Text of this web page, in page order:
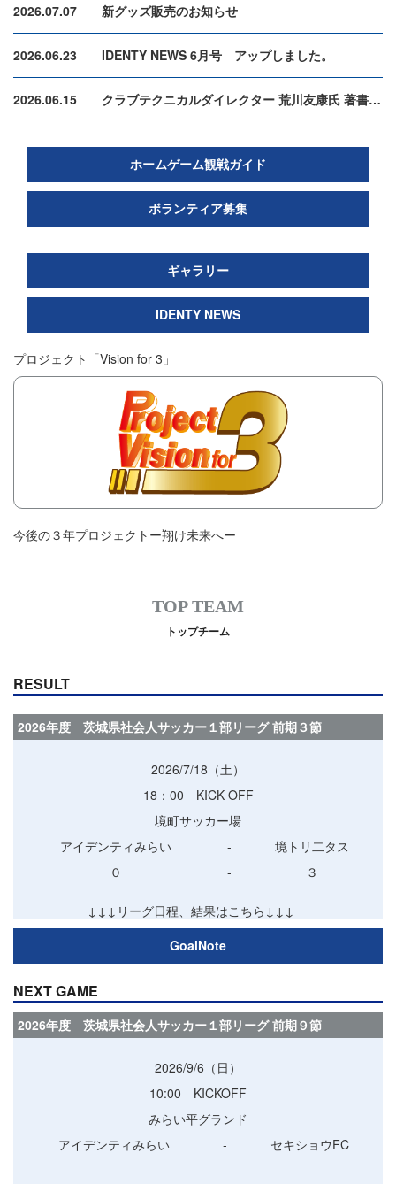
2026.07.07 新グッズ販売のお知らせ
2026.06.23 IDENTY NEWS 6月号 アップしました。
2026.06.15 クラブテクニカルダイレクター 荒川友康氏 著書発売のお知らせ（6月24日発売）
ホームゲーム観戦ガイド
ボランティア募集
ギャラリー
IDENTY NEWS
プロジェクト「Vision for 3」
今後の３年プロジェクトー翔け未来へー
TOP TEAM
トップチーム
RESULT
2026年度 茨城県社会人サッカー１部リーグ 前期３節
2026/7/18（土）
18：00 KICK OFF
境町サッカー場
アイデンティみらい
-
境トリ二タス
０
- ３
↓↓↓リーグ日程、結果はこちら↓↓↓
GoalNote
NEXT GAME
2026年度 茨城県社会人サッカー１部リーグ 前期９節
2026/9/6（日）
10:00 KICKOFF
みらい平グランド
アイデンティみらい
‐ セキショウFC